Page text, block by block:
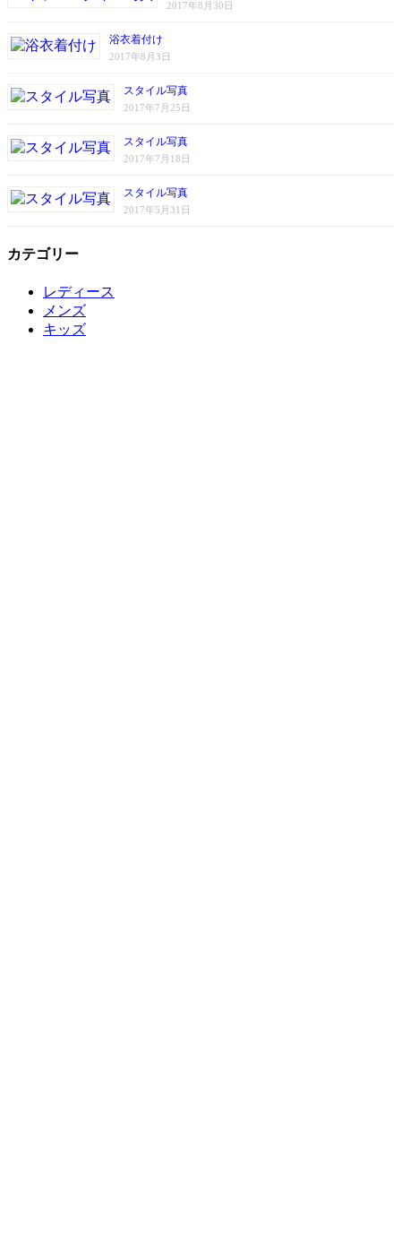
2017年8月30日
浴衣着付け
2017年8月3日
スタイル写真
2017年7月25日
スタイル写真
2017年7月18日
スタイル写真
2017年5月31日
カテゴリー
レディース
メンズ
キッズ